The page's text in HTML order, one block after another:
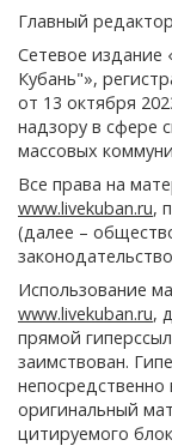
Главный
Сетевое
Кубань"»,
от 13 октября
надзору в сфере
массовых
Все права на
www.livekuban.ru,
(далее –
Использование
www.livekuban.ru,
прямой
заимствован.
оригинальный
цитируемого